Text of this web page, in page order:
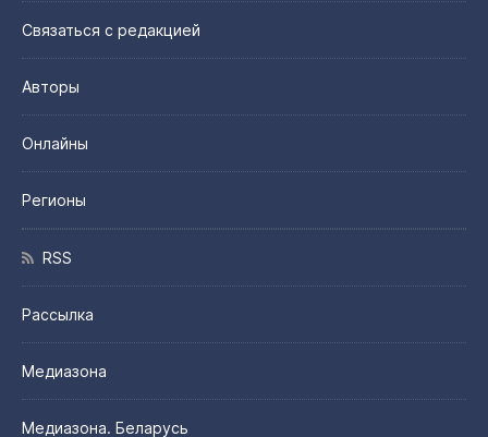
Связаться с редакцией
Авторы
Онлайны
Регионы
RSS
Рассылка
Медиазона
Медиазона. Беларусь